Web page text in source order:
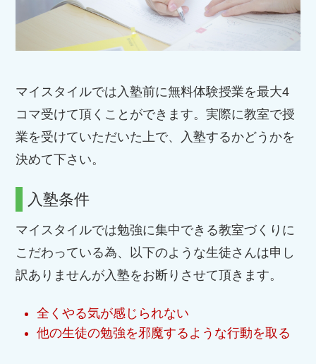
マイスタイルでは入塾前に無料体験授業を最大4
コマ受けて頂くことができます。実際に教室で授
業を受けていただいた上で、入塾するかどうかを
決めて下さい。
入塾条件
マイスタイルでは勉強に集中できる教室づくりに
こだわっている為、以下のような生徒さんは申し
訳ありませんが入塾をお断りさせて頂きます。
全くやる気が感じられない
他の生徒の勉強を邪魔するような行動を取る